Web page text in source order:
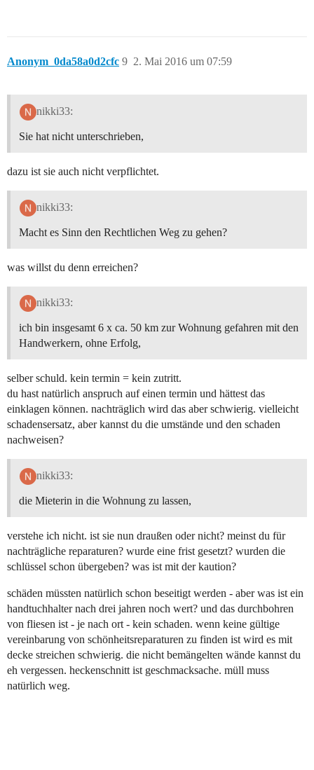
Anonym_0da58a0d2cfc 2. Mai 2016 um 07:59
9
nikki33:
Sie hat nicht unterschrieben,
dazu ist sie auch nicht verpflichtet.
nikki33:
Macht es Sinn den Rechtlichen Weg zu gehen?
was willst du denn erreichen?
nikki33:
ich bin insgesamt 6 x ca. 50 km zur Wohnung gefahren mit den
Handwerkern, ohne Erfolg,
selber schuld. kein termin = kein zutritt.
du hast natürlich anspruch auf einen termin und hättest das
einklagen können. nachträglich wird das aber schwierig. vielleicht
schadensersatz, aber kannst du die umstände und den schaden
nachweisen?
nikki33:
die Mieterin in die Wohnung zu lassen,
verstehe ich nicht. ist sie nun draußen oder nicht? meinst du für
nachträgliche reparaturen? wurde eine frist gesetzt? wurden die
schlüssel schon übergeben? was ist mit der kaution?
schäden müssten natürlich schon beseitigt werden - aber was ist ein
handtuchhalter nach drei jahren noch wert? und das durchbohren
von fliesen ist - je nach ort - kein schaden. wenn keine gültige
vereinbarung von schönheitsreparaturen zu finden ist wird es mit
decke streichen schwierig. die nicht bemängelten wände kannst du
eh vergessen. heckenschnitt ist geschmacksache. müll muss
natürlich weg.